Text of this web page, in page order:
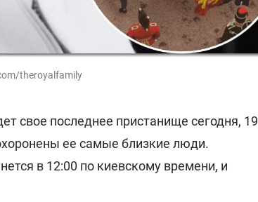
theroyalfamily
свое последнее пристанище сегодня, 19
ее самые близкие люди.
в 12:00 по киевскому времени, и